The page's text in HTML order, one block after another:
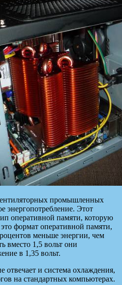
промышленных
энергопотребление. Этот
оперативной памяти, которую
формат оперативной памяти,
меньше энергии, чем
вместо 1,5 вольт они
в 1,35 вольт.
отвечает и система охлаждения,
на стандартных компьютерах.